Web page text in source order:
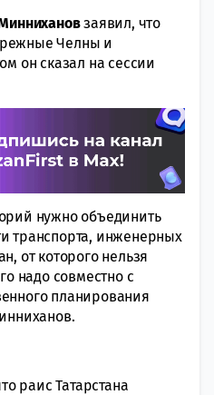
заявил, что
Челны и
он сказал на сессии
нужно объединить
транспорта, инженерных
от которого нельзя
надо совместно с
планирования
раис Татарстана